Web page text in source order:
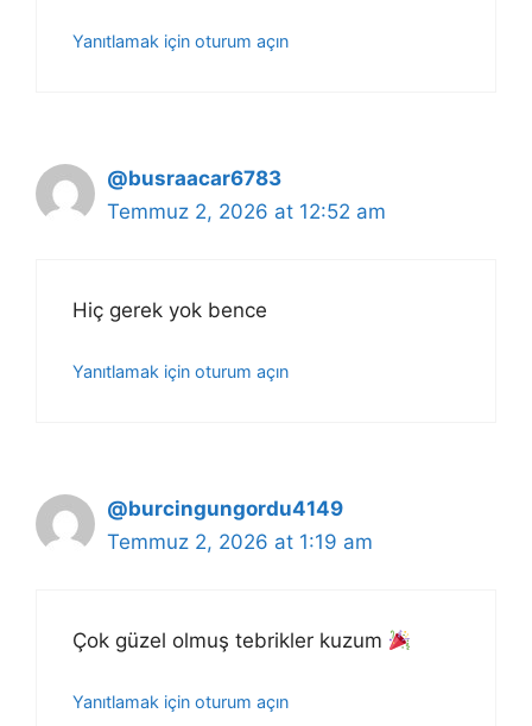
Yanıtlamak için oturum açın
@busraacar6783
Temmuz 2, 2026 at 12:52 am
Hiç gerek yok bence
Yanıtlamak için oturum açın
@burcingungordu4149
Temmuz 2, 2026 at 1:19 am
Çok güzel olmuş tebrikler kuzum
Yanıtlamak için oturum açın